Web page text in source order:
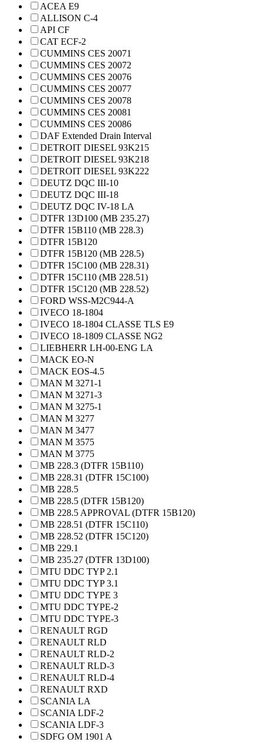
ACEA E9
ALLISON C-4
API CF
CAT ECF-2
CUMMINS CES 20071
CUMMINS CES 20072
CUMMINS CES 20076
CUMMINS CES 20077
CUMMINS CES 20078
CUMMINS CES 20081
CUMMINS CES 20086
DAF Extended Drain Interval
DETROIT DIESEL 93K215
DETROIT DIESEL 93K218
DETROIT DIESEL 93K222
DEUTZ DQC III-10
DEUTZ DQC III-18
DEUTZ DQC IV-18 LA
DTFR 13D100 (MB 235.27)
DTFR 15B110 (MB 228.3)
DTFR 15B120
DTFR 15B120 (MB 228.5)
DTFR 15C100 (MB 228.31)
DTFR 15C110 (MB 228.51)
DTFR 15C120 (MB 228.52)
FORD WSS-M2C944-A
IVECO 18-1804
IVECO 18-1804 CLASSE TLS E9
IVECO 18-1809 CLASSE NG2
LIEBHERR LH-00-ENG LA
MACK EO-N
MACK EOS-4.5
MAN M 3271-1
MAN M 3271-3
MAN M 3275-1
MAN M 3277
MAN M 3477
MAN M 3575
MAN M 3775
MB 228.3 (DTFR 15B110)
MB 228.31 (DTFR 15C100)
MB 228.5
MB 228.5 (DTFR 15B120)
MB 228.5 APPROVAL (DTFR 15B120)
MB 228.51 (DTFR 15C110)
MB 228.52 (DTFR 15C120)
MB 229.1
MB 235.27 (DTFR 13D100)
MTU DDC TYP 2.1
MTU DDC TYP 3.1
MTU DDC TYPE 3
MTU DDC TYPE-2
MTU DDC TYPE-3
RENAULT RGD
RENAULT RLD
RENAULT RLD-2
RENAULT RLD-3
RENAULT RLD-4
RENAULT RXD
SCANIA LA
SCANIA LDF-2
SCANIA LDF-3
SDFG OM 1901 A